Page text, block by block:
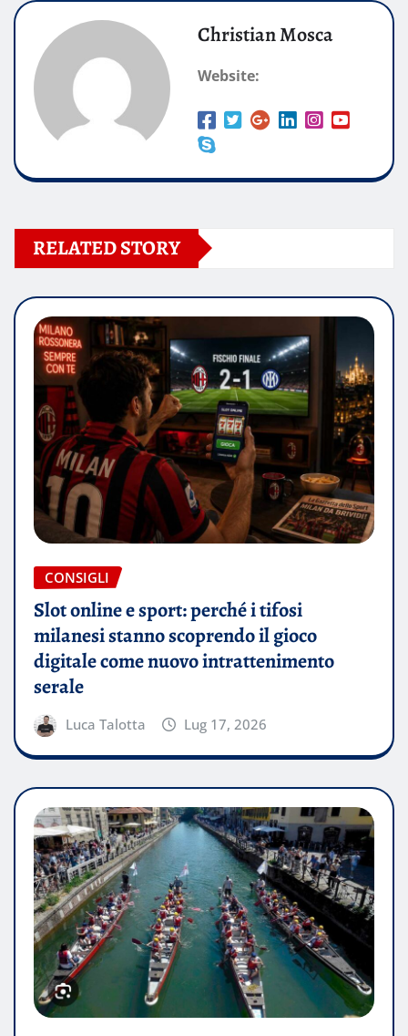
Christian Mosca
Website:
RELATED STORY
CONSIGLI
Slot online e sport: perché i tifosi
milanesi stanno scoprendo il gioco
digitale come nuovo intrattenimento
serale
Luca Talotta Lug 17, 2026